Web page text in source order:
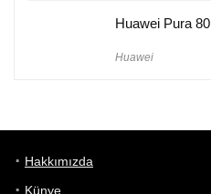
Huawei Pura 80
Huawei
Hakkımızda
Künye